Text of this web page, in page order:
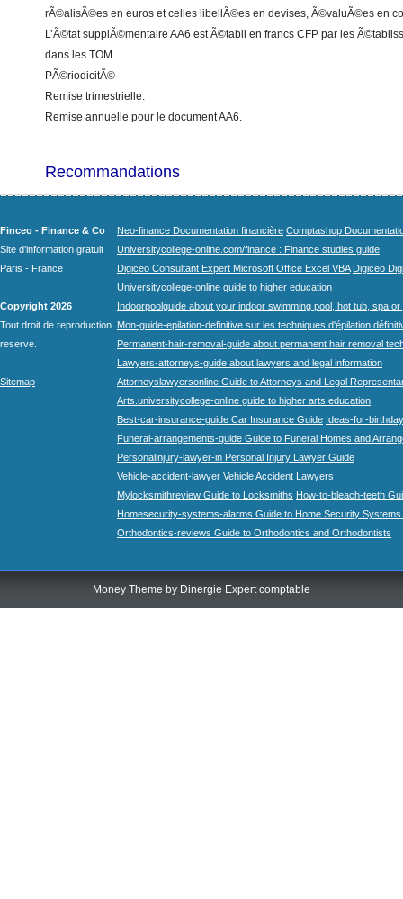
rÃ©alisÃ©es en euros et celles libellÃ©es en devises, Ã©valuÃ©es en
L’Ã©tat supplÃ©mentaire AA6 est Ã©tabli en francs CFP par les
dans les TOM.
PÃ©riodicitÃ©
Remise trimestrielle.
Remise annuelle pour le document AA6.
Recommandations
Finceo - Finance & Co
Site d'information gratuit
Paris - France
Copyright 2026
Tout droit de reproduction
reserve.
Sitemap
Neo-finance Documentation financière Comptashop
Universitycollege-online.com/finance : Finance studies guide
Digiceo Consultant Expert Microsoft Office Excel VBA Digiceo
Universitycollege-online guide to higher education
Indoorpoolguide about your indoor swimming pool, hot tub, spa
Mon-guide-epilation-definitive sur les techniques d'épilation
Permanent-hair-removal-guide about permanent hair removal
Lawyers-attorneys-guide about lawyers and legal information
Attorneyslawyersonline Guide to Attorneys and Legal
Arts.universitycollege-online guide to higher arts education
Best-car-insurance-guide Car Insurance Guide Ideas-for-
Funeral-arrangements-guide Guide to Funeral Homes and
Personalinjury-lawyer-in Personal Injury Lawyer Guide
Vehicle-accident-lawyer Vehicle Accident Lawyers
Mylocksmithreview Guide to Locksmiths How-to-bleach-teeth
Homesecurity-systems-alarms Guide to Home Security Systems
Orthodontics-reviews Guide to Orthodontics and Orthodontists
Money Theme by Dinergie Expert comptable